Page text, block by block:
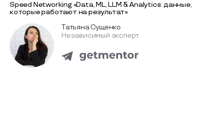
Speed Networking «Data, ML, LLM & Analytics: данные,
которые работают на результат»
Татьяна Сущенко
Независимый эксперт